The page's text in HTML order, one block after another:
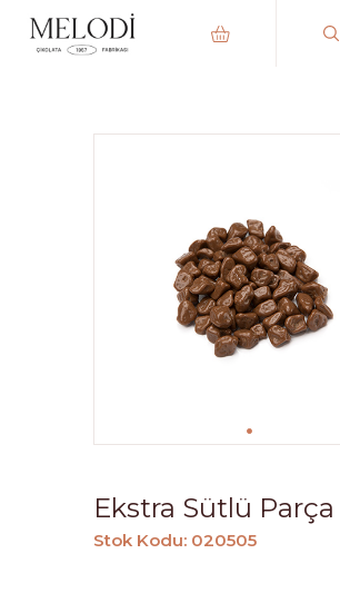
Ekstra Sütlü Parça
Stok Kodu: 020505